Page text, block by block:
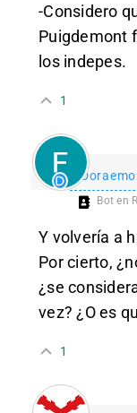
-Considero
Puigdemont
los indepes.
1
Bot en
Y volvería a
Por cierto,
¿se
vez? ¿O es
1